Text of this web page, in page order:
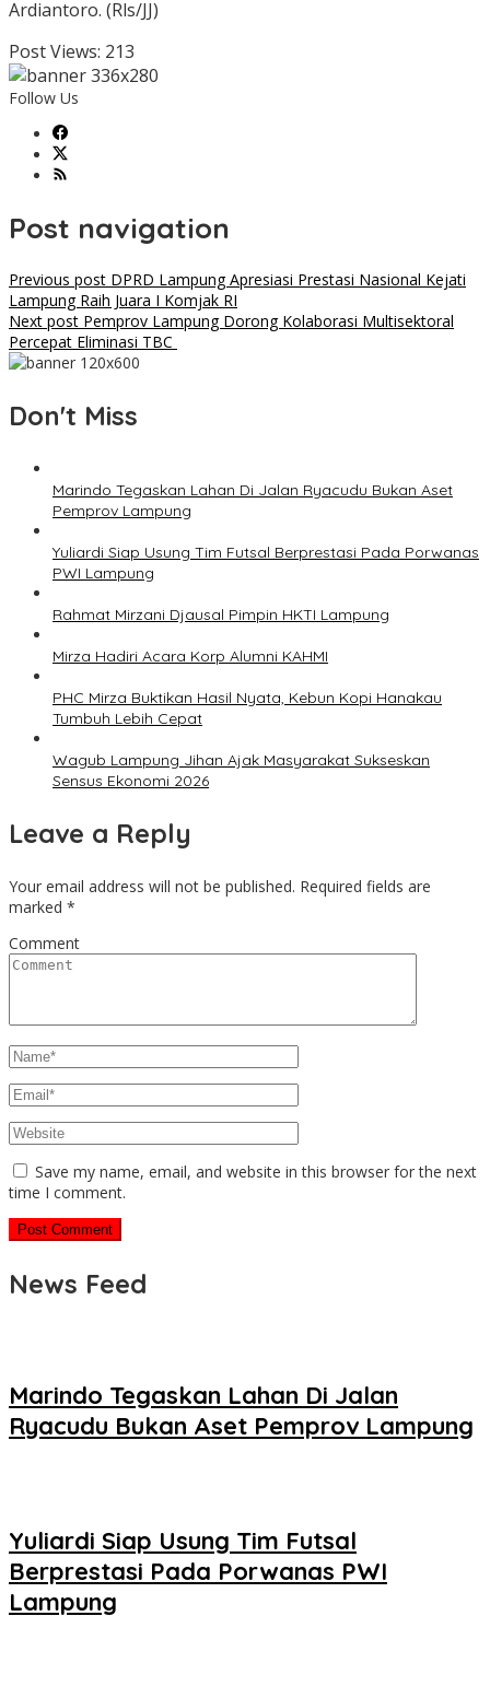
Ardiantoro. (Rls/JJ)
Post Views: 213
Follow Us
Post navigation
Previous post DPRD Lampung Apresiasi Prestasi Nasional Kejati
Lampung Raih Juara I Komjak RI
Next post Pemprov Lampung Dorong Kolaborasi Multisektoral
Percepat Eliminasi TBC
Don't Miss
Marindo Tegaskan Lahan Di Jalan Ryacudu Bukan Aset
Pemprov Lampung
Yuliardi Siap Usung Tim Futsal Berprestasi Pada Porwanas
PWI Lampung
Rahmat Mirzani Djausal Pimpin HKTI Lampung
Mirza Hadiri Acara Korp Alumni KAHMI
PHC Mirza Buktikan Hasil Nyata, Kebun Kopi Hanakau
Tumbuh Lebih Cepat
Wagub Lampung Jihan Ajak Masyarakat Sukseskan
Sensus Ekonomi 2026
Leave a Reply
Your email address will not be published. Required fields are
marked *
Comment
Save my name, email, and website in this browser for the next
time I comment.
News Feed
Marindo Tegaskan Lahan Di Jalan
Ryacudu Bukan Aset Pemprov Lampung
Yuliardi Siap Usung Tim Futsal
Berprestasi Pada Porwanas PWI
Lampung